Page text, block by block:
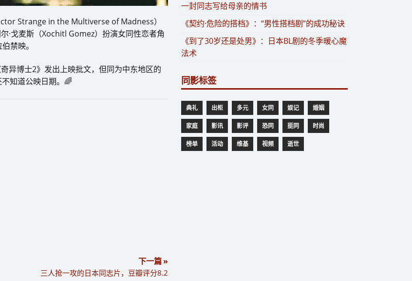
Strange in the Multiverse of Madness）
·戈麦斯（Xochitl Gomez）扮演女同性恋者角
禁映。
异博士2》发出上映批文，但同为中东地区的
知道公映日期。🌈
下一篇 »
三人抢一攻的日本同志片，豆瓣评分8.2
一封同志写给母亲的情书
《契约·危险的搭档》：“男性搭档剧”的成功秘诀
《到了30岁还是处男》：日本BL剧的冬季暖心魔
法术
同影标签
典礼 出柜 多元 女同 娱记 婚姻
家庭 影讯 影评 恐同 挺同 时尚
榜单 活动 维基 视频 逝世